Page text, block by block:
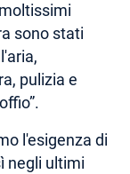
sono stati
pulizia e
l'esigenza di
negli ultimi